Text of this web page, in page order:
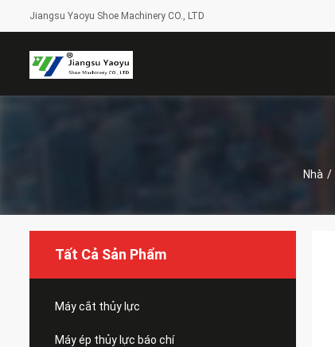
Jiangsu Yaoyu Shoe Machinery CO., LTD
Nhà /
Tất Cả Sản Phẩm
Máy cắt thủy lực
Máy ép thủy lực báo chí